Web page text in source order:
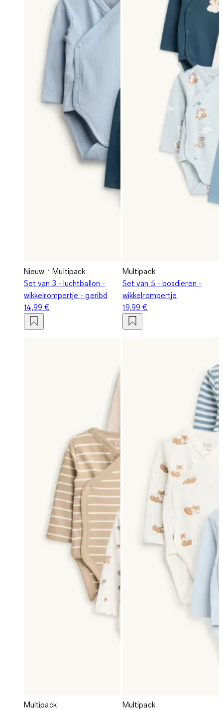
Nieuw
Multipack
Set van 3 - luchtballon -
wikkelrompertje - geribd
14,99 €
Multipack
Set van 5 - bosdieren -
wikkelrompertje
19,99 €
Multipack
Multipack